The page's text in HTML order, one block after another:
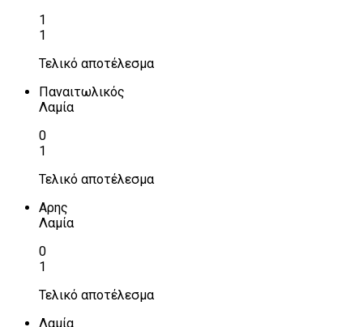
1
1
Τελικό αποτέλεσμα
Παναιτωλικός
Λαμία
0
1
Τελικό αποτέλεσμα
Αρης
Λαμία
0
1
Τελικό αποτέλεσμα
Λαμία